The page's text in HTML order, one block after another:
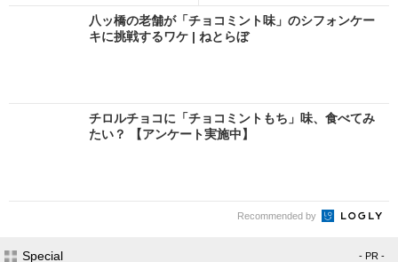
八ッ橋の老舗が「チョコミント味」のシフォンケー
キに挑戦するワケ | ねとらぼ
チロルチョコに「チョコミントもち」味、食べてみ
たい？ 【アンケート実施中】
Recommended by
Special - PR -